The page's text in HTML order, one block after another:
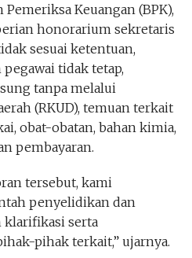
Keuangan (BPK),
honorarium sekretaris
sesuai ketentuan,
tidak tetap,
tanpa melalui
(RKUD), temuan terkait
obat-obatan, bahan kimia,
pembayaran.
tersebut, kami
penyelidikan dan
klarifikasi serta
pihak terkait,” ujarnya.